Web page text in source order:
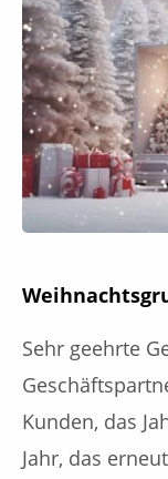
Sehr geehrte
Kunden, das
Jahr, das